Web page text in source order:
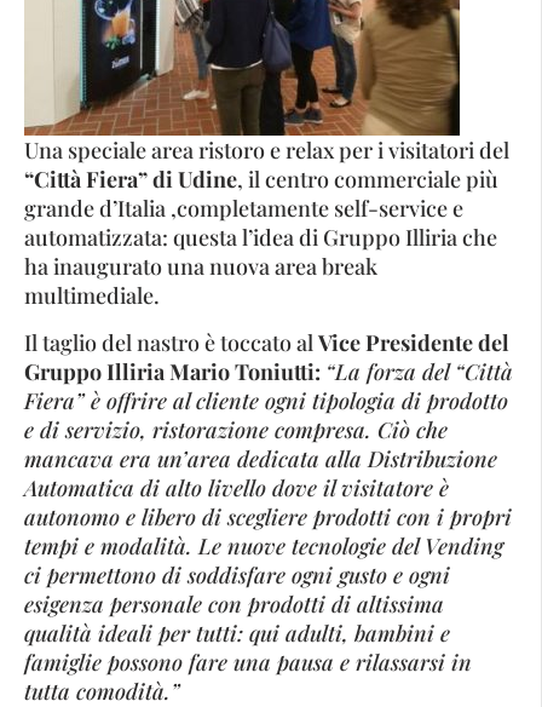
Una speciale area ristoro e relax per i visitatori del
“Città Fiera” di Udine, il centro commerciale più
grande d’Italia ,completamente self-service e
automatizzata: questa l’idea di Gruppo Illiria che
ha inaugurato una nuova area break
multimediale.
Il taglio del nastro è toccato al Vice Presidente del
Gruppo Illiria Mario Toniutti: “La forza del “Città
Fiera” è offrire al cliente ogni tipologia di prodotto
e di servizio, ristorazione compresa. Ciò che
mancava era un’area dedicata alla Distribuzione
Automatica di alto livello dove il visitatore è
autonomo e libero di scegliere prodotti con i propri
tempi e modalità. Le nuove tecnologie del Vending
ci permettono di soddisfare ogni gusto e ogni
esigenza personale con prodotti di altissima
qualità ideali per tutti: qui adulti, bambini e
famiglie possono fare una pausa e rilassarsi in
tutta comodità.”